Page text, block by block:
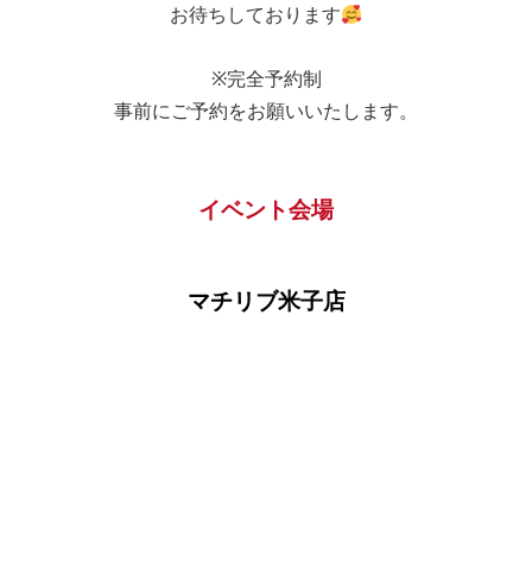
お待ちしております
※完全予約制
事前にご予約をお願いいたします。
イベント会場
マチリブ米子店